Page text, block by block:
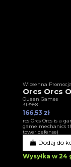
Wiosenna
Orcs Orcs
Queen Games
3T3958
166,53 zł
rcs Orcs Orcs is a
game mechanics
tower defense)
Dodaj do
Wysyłka w 24